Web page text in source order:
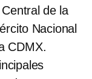
de la
Nacional
CDMX.